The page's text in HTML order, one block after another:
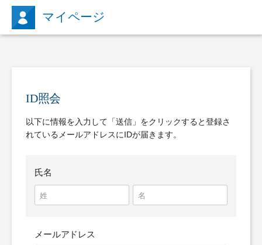
マイページ
ID照会
以下に情報を入力して「送信」をクリックすると登録さ
れているメールアドレスにIDが届きます。
氏名
メールアドレス